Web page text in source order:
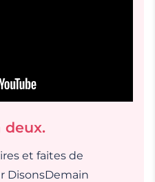
deux.
et faites de
DisonsDemain